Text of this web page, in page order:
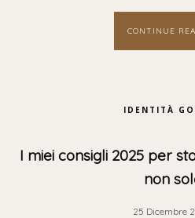
CONTINUE
IDENTITÀ
I miei consigli 2025 per
non
25 Dicembre